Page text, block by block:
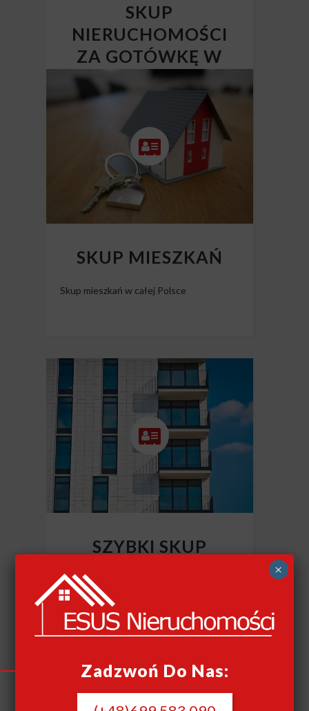
SKUP
NIERUCHOMOŚCI
ZA GOTÓWKĘ W
CAŁEJ POLSCE
Skup nieruchomości Polska
SKUP MIESZKAŃ
Skup mieszkań w całej Polsce
SZYBKI SKUP
NIERUCHOMOŚCI
CAŁY KRAJ
Szybki skup nieruchomości
Zadzwoń Do Nas:
×